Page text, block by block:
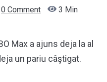
0 Comment
3 Min
Max a ajuns deja la al
un pariu câştigat.